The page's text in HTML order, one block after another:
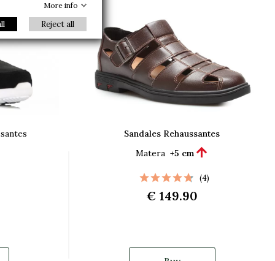
Sandales Rehaussantes
Matera +5 cm
(4)
€ 149.90
More info
Reject all